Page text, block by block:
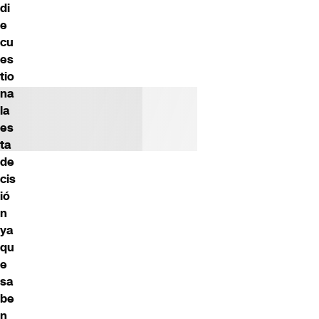
di
e
cu
es
tio
na
la
es
ta
de
cis
ió
n
ya
qu
e
sa
be
n